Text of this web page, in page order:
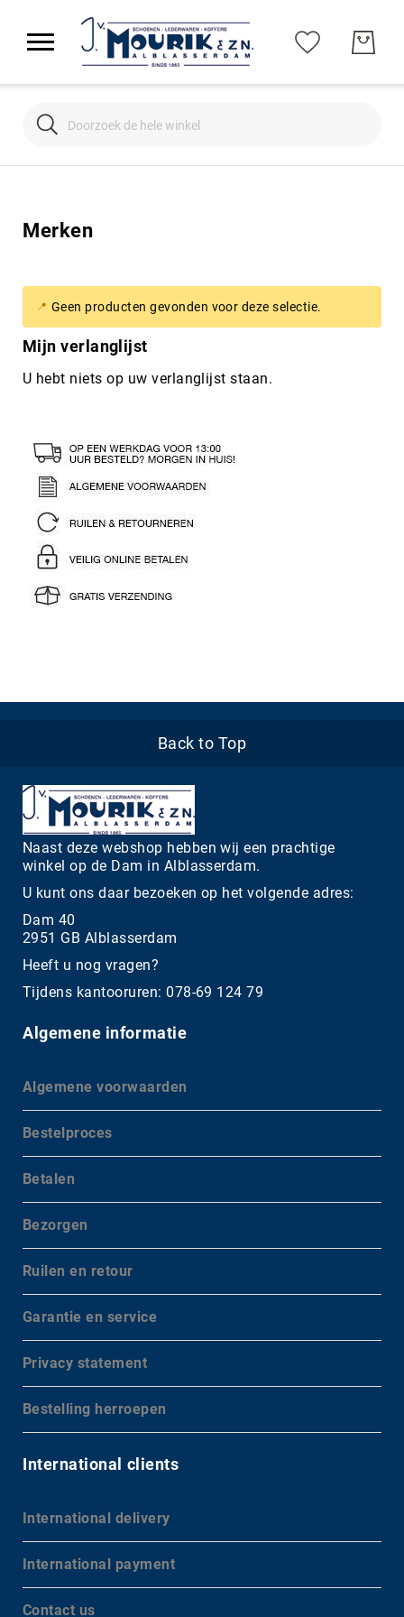
Search
Merken
Geen producten gevonden voor deze selectie.
Mijn verlanglijst
U hebt niets op uw verlanglijst staan.
Back to Top
Naast deze webshop hebben wij een prachtige
winkel op de Dam in Alblasserdam.
U kunt ons daar bezoeken op het volgende adres:
Dam 40
2951 GB Alblasserdam
Heeft u nog vragen?
Tijdens kantooruren: 078-69 124 79
Algemene informatie
Algemene voorwaarden
Bestelproces
Betalen
Bezorgen
Ruilen en retour
Garantie en service
Privacy statement
Bestelling herroepen
International clients
International delivery
International payment
Contact us